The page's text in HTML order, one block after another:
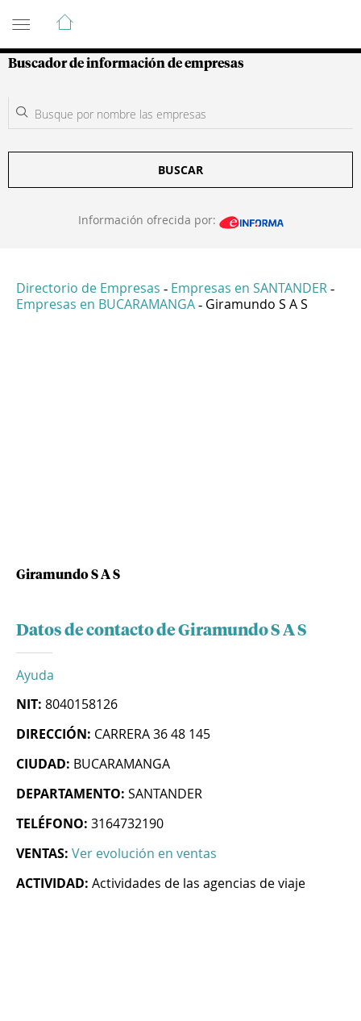
Guía de Empresas Colombianas
Buscador de información de empresas
BUSCAR
Información ofrecida por:
Directorio de Empresas - Empresas en SANTANDER -
Empresas en BUCARAMANGA - Giramundo S A S
Giramundo S A S
Datos de contacto de Giramundo S A S
Ayuda
NIT: 8040158126
DIRECCIÓN: CARRERA 36 48 145
CIUDAD: BUCARAMANGA
DEPARTAMENTO: SANTANDER
TELÉFONO: 3164732190
VENTAS: Ver evolución en ventas
ACTIVIDAD: Actividades de las agencias de viaje